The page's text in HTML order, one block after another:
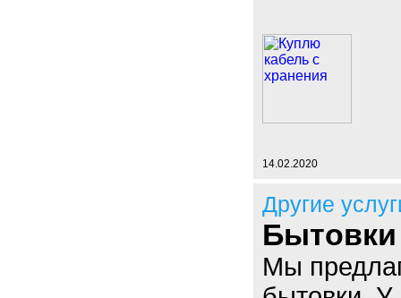
14.02.2020
Другие
Бытовки
Мы